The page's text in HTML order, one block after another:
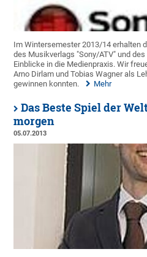
Im Wintersemester 2013/14 erhalten
des Musikverlags "Sony/ATV" und
Einblicke in die Medienpraxis. Wir
Arno Dirlam und Tobias Wagner als
gewinnen konnten.
Mehr
Das Beste Spiel der
morgen
05.07.2013